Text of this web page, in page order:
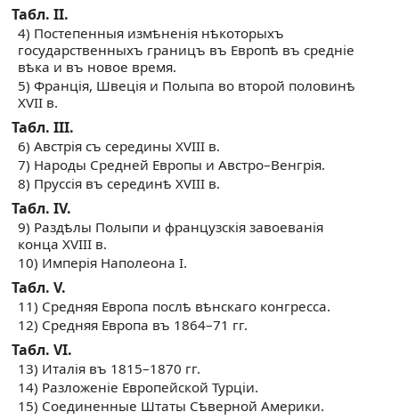
Табл. II.
4) Постепенныя измѣненія нѣкоторыхъ
государственныхъ границъ въ Европѣ въ средніе
вѣка и въ новое время.
5) Франція, Швеція и Полыпа во второй половинѣ
XVII в.
Табл. III.
6) Австрія съ середины XVIII в.
7) Народы Средней Европы и Австро–Венгрія.
8) Пруссія въ серединѣ XVIII в.
Табл. IV.
9) Раздѣлы Полыпи и французскія завоеванія
конца XVIII в.
10) Имперія Наполеона I.
Табл. V.
11) Средняя Европа послѣ вѣнскаго конгресса.
12) Средняя Европа въ 1864–71 гг.
Табл. VI.
13) Италія въ 1815–1870 гг.
14) Разложеніе Европейской Турціи.
15) Соединенные Штаты Сѣверной Америки.